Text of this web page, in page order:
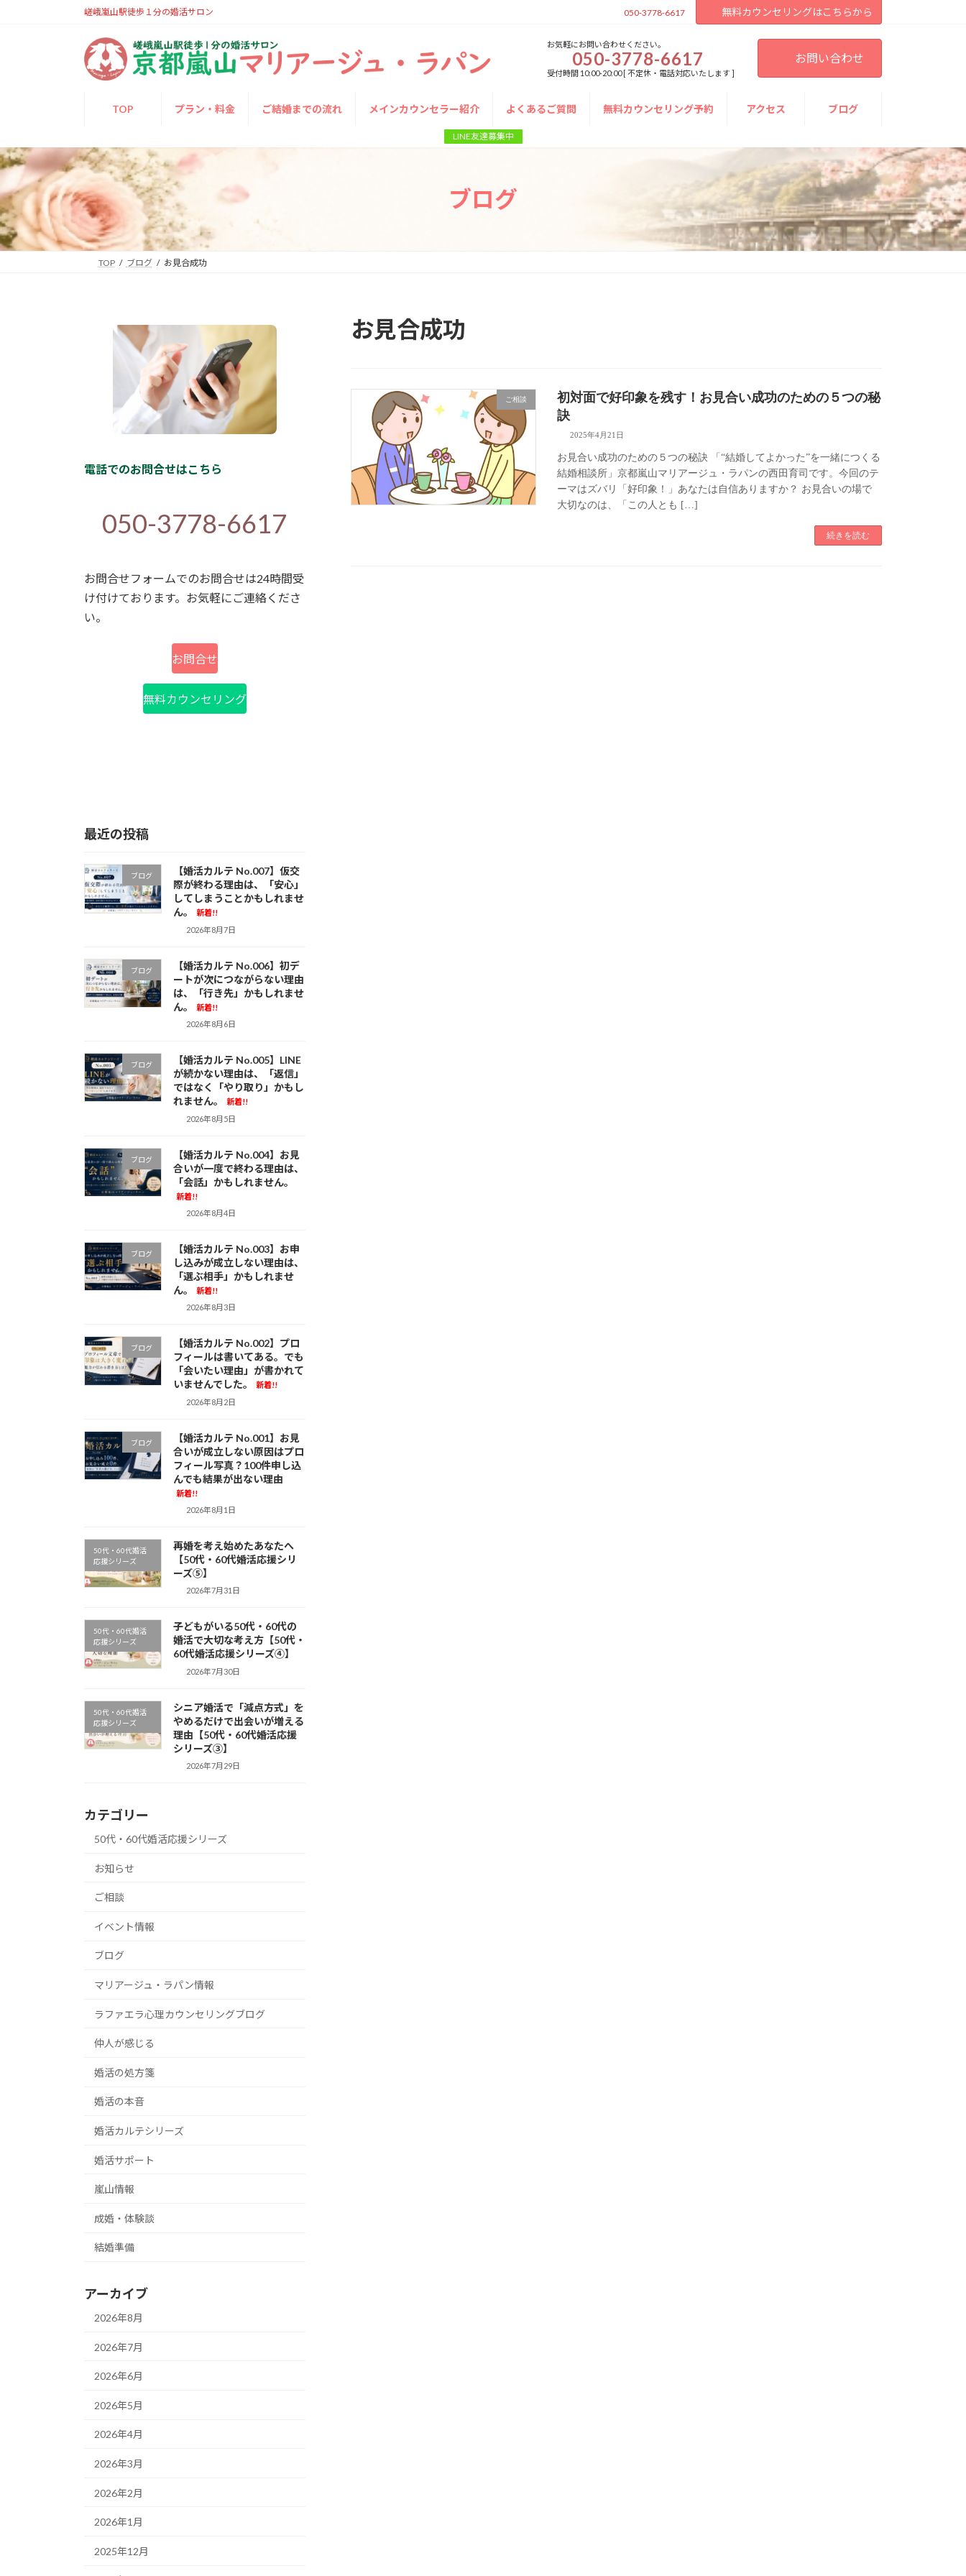
ッ
プ
移
動
嵯峨嵐山駅徒歩１分の婚活サロン 050-3778-6617 無料カウンセリングはこちらから
お気軽にお問い合わせください。
050-3778-6617
受付時間 10:00-20:00 [ 不定休・電話対応いたします ]
お問い合わせ
TOP プラン・料金 ご結婚までの流れ メインカウンセラー紹介 よくあるご質問 無料カウンセリング予約 アクセス ブログ
LINE友達募集中
ブログ
TOP ブログ お見合成功
お見合成功
ご相談
初対面で好印象を残す！お見合い成功のための５つの秘
訣
2025年4月21日
お見合い成功のための５つの秘訣 「“結婚してよかった”を一緒につくる
結婚相談所」京都嵐山マリアージュ・ラパンの西田育司です。今回のテ
ーマはズバリ「好印象！」あなたは自信ありますか？ お見合いの場で
大切なのは、「この人とも […]
続きを読む
電話でのお問合せはこちら
050-3778-6617
お問合せフォームでのお問合せは24時間受
け付けております。お気軽にご連絡くださ
い。
お問合せ
無料カウンセリング
最近の投稿
ブログ
【婚活カルテ No.007】仮交
際が終わる理由は、「安心」
してしまうことかもしれませ
ん。
新着!!
2026年8月7日
ブログ
【婚活カルテ No.006】初デ
ートが次につながらない理由
は、「行き先」かもしれませ
ん。
新着!!
2026年8月6日
ブログ
【婚活カルテ No.005】LINE
が続かない理由は、「返信」
ではなく「やり取り」かもし
れません。
新着!!
2026年8月5日
ブログ
【婚活カルテ No.004】お見
合いが一度で終わる理由は、
「会話」かもしれません。
新着!!
2026年8月4日
ブログ
【婚活カルテ No.003】お申
し込みが成立しない理由は、
「選ぶ相手」かもしれませ
ん。
新着!!
2026年8月3日
ブログ
【婚活カルテ No.002】プロ
フィールは書いてある。でも
「会いたい理由」が書かれて
いませんでした。
新着!!
2026年8月2日
ブログ
【婚活カルテ No.001】お見
合いが成立しない原因はプロ
フィール写真？100件申し込
んでも結果が出ない理由
新着!!
2026年8月1日
50代・60代婚活
応援シリーズ
再婚を考え始めたあなたへ
【50代・60代婚活応援シリ
ーズ⑤】
2026年7月31日
50代・60代婚活
応援シリーズ
子どもがいる50代・60代の
婚活で大切な考え方【50代・
60代婚活応援シリーズ④】
2026年7月30日
50代・60代婚活
応援シリーズ
シニア婚活で「減点方式」を
やめるだけで出会いが増える
理由【50代・60代婚活応援
シリーズ③】
2026年7月29日
カテゴリー
50代・60代婚活応援シリーズ
お知らせ
ご相談
イベント情報
ブログ
マリアージュ・ラパン情報
ラファエラ心理カウンセリングブログ
仲人が感じる
婚活の処方箋
婚活の本音
婚活カルテシリーズ
婚活サポート
嵐山情報
成婚・体験談
結婚準備
アーカイブ
2026年8月
2026年7月
2026年6月
2026年5月
2026年4月
2026年3月
2026年2月
2026年1月
2025年12月